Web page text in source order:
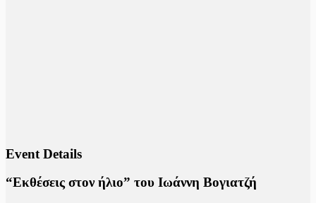
Event Details
“Εκθέσεις στον ήλιο” του Ιωάννη Βογιατζή